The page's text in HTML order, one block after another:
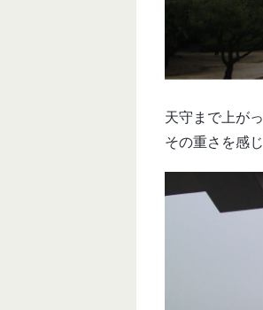
天守まで上が
その重さを感